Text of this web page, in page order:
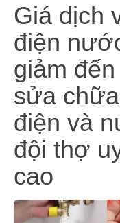
Giá dịch
điện
giảm
sửa
điện và
đội thợ
cao